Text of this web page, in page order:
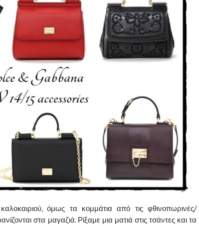
όμως τα κομμάτια από τις φθινοπωρινές/
στα μαγαζιά. Ρίξαμε μια ματιά στις τσάντες και τα